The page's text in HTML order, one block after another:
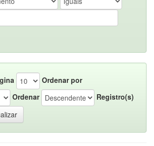
Ordenar por
Ordenar
Registro(s)